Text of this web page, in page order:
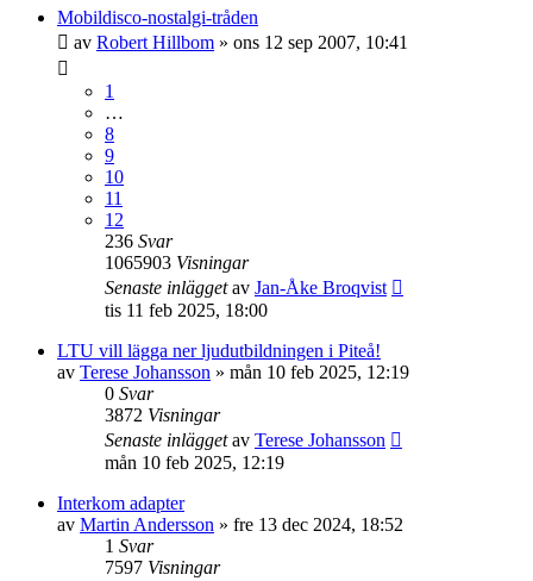
Mobildisco-nostalgi-tråden
av Robert Hillbom » ons 12 sep 2007, 10:41
1
…
8
9
10
11
12
236 Svar
1065903 Visningar
Senaste inläggetav Jan-Åke Broqvist
tis 11 feb 2025, 18:00
LTU vill lägga ner ljudutbildningen i Piteå!
av Terese Johansson » mån 10 feb 2025, 12:19
0 Svar
3872 Visningar
Senaste inläggetav Terese Johansson
mån 10 feb 2025, 12:19
Interkom adapter
av Martin Andersson » fre 13 dec 2024, 18:52
1 Svar
7597 Visningar